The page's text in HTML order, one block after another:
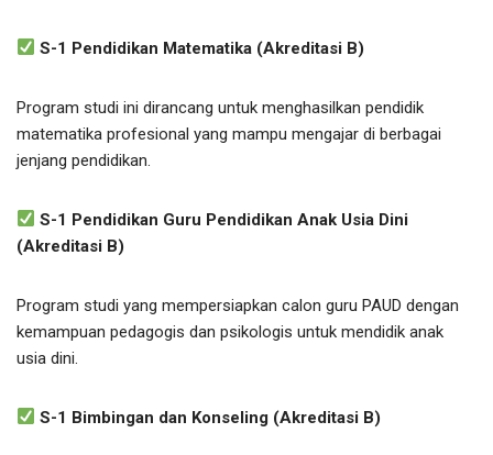
S-1 Pendidikan Matematika (Akreditasi B)
Program studi ini dirancang untuk menghasilkan pendidik
matematika profesional yang mampu mengajar di berbagai
jenjang pendidikan.
S-1 Pendidikan Guru Pendidikan Anak Usia Dini
(Akreditasi B)
Program studi yang mempersiapkan calon guru PAUD dengan
kemampuan pedagogis dan psikologis untuk mendidik anak
usia dini.
S-1 Bimbingan dan Konseling (Akreditasi B)